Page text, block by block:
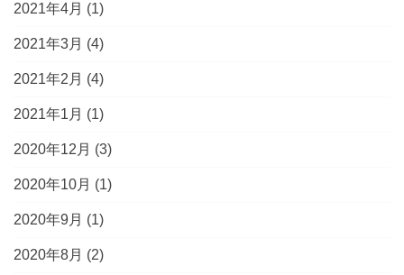
2021年4月 (1)
2021年3月 (4)
2021年2月 (4)
2021年1月 (1)
2020年12月 (3)
2020年10月 (1)
2020年9月 (1)
2020年8月 (2)